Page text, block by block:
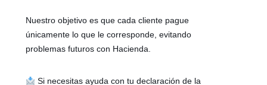
Nuestro objetivo es que cada cliente pague
únicamente lo que le corresponde, evitando
problemas futuros con Hacienda.
Si necesitas ayuda con tu declaración de la